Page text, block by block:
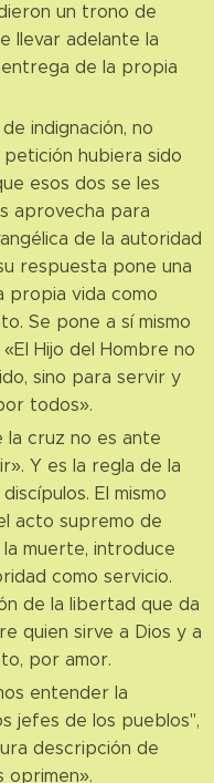
un trono de
llevar adelante la
de la propia
indignación, no
hubiera sido
esos dos se les
aprovecha para
de la autoridad
respuesta pone una
propia vida como
Se pone a sí mismo
Hijo del Hombre no
sino para servir y
todos».
la cruz no es ante
Y es la regla de la
El mismo
acto supremo de
muerte, introduce
como servicio.
de la libertad que da
quien sirve a Dios y a
por amor.
entender la
jefes de los pueblos",
descripción de
oprimen».